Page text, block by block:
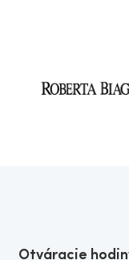
Otváracie